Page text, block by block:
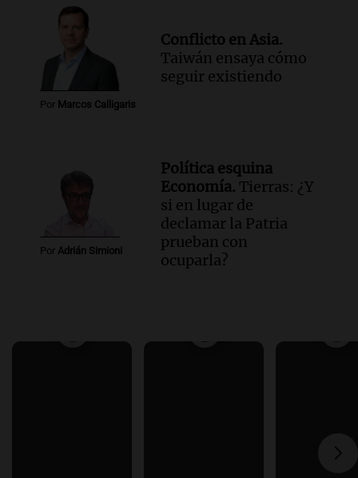
Por Marcos Calligaris
Conflicto en Asia.
Taiwán ensaya cómo
seguir existiendo
Por Adrián Simioni
Política esquina
Economía. Tierras: ¿Y
si en lugar de
declamar la Patria
prueban con
ocuparla?